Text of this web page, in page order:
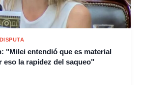
"Milei entendió que es material
eso la rapidez del saqueo"